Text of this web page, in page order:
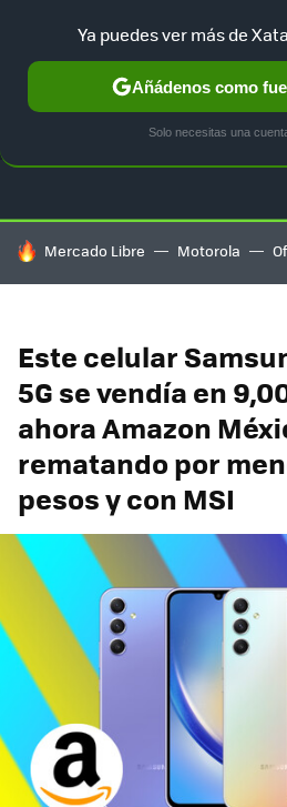
GUÍA DE COMPRAS
HOY SE HABLA DE
Mercado Libre Motorola
Este celular
5G se vendía en
ahora Amazon
rematando por
pesos y con MSI
Ya puedes ver más de
Añádenos como
Solo necesitas una